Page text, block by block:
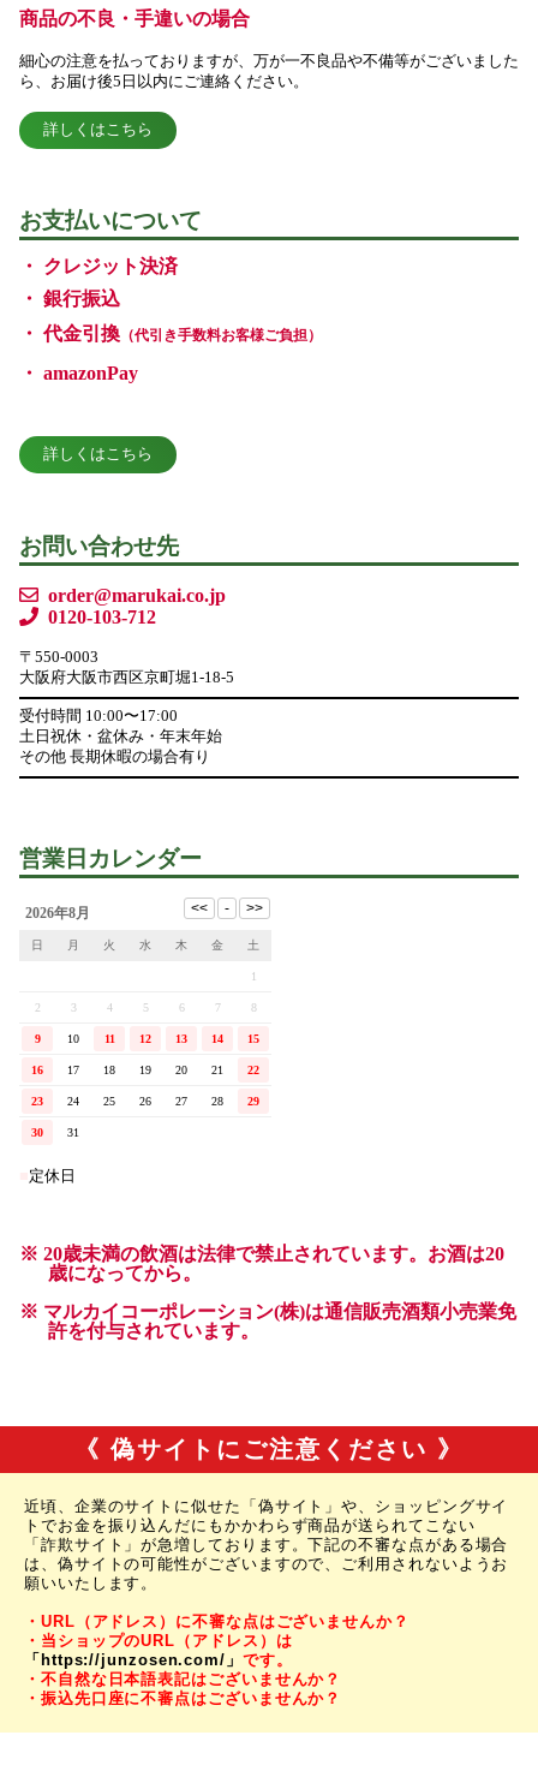
《 偽サイトにご注意ください 》
近頃、企業のサイトに似せた「偽サイト」や、ショッピングサイ
トでお金を振り込んだにもかかわらず商品が送られてこない
「詐欺サイト」が急増しております。下記の不審な点がある場合
は、偽サイトの可能性がございますので、ご利用されないようお
願いいたします。
・URL（アドレス）に不審な点はございませんか？
・当ショップのURL（アドレス）は
「https://junzosen.com/」 です。
・不自然な日本語表記はございませんか？
・振込先口座に不審点はございませんか？